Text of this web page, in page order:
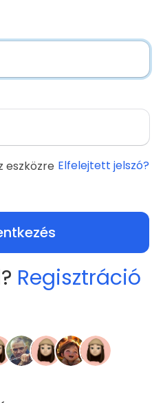
eszközre Elfelejtett jelszó?
Regisztráció